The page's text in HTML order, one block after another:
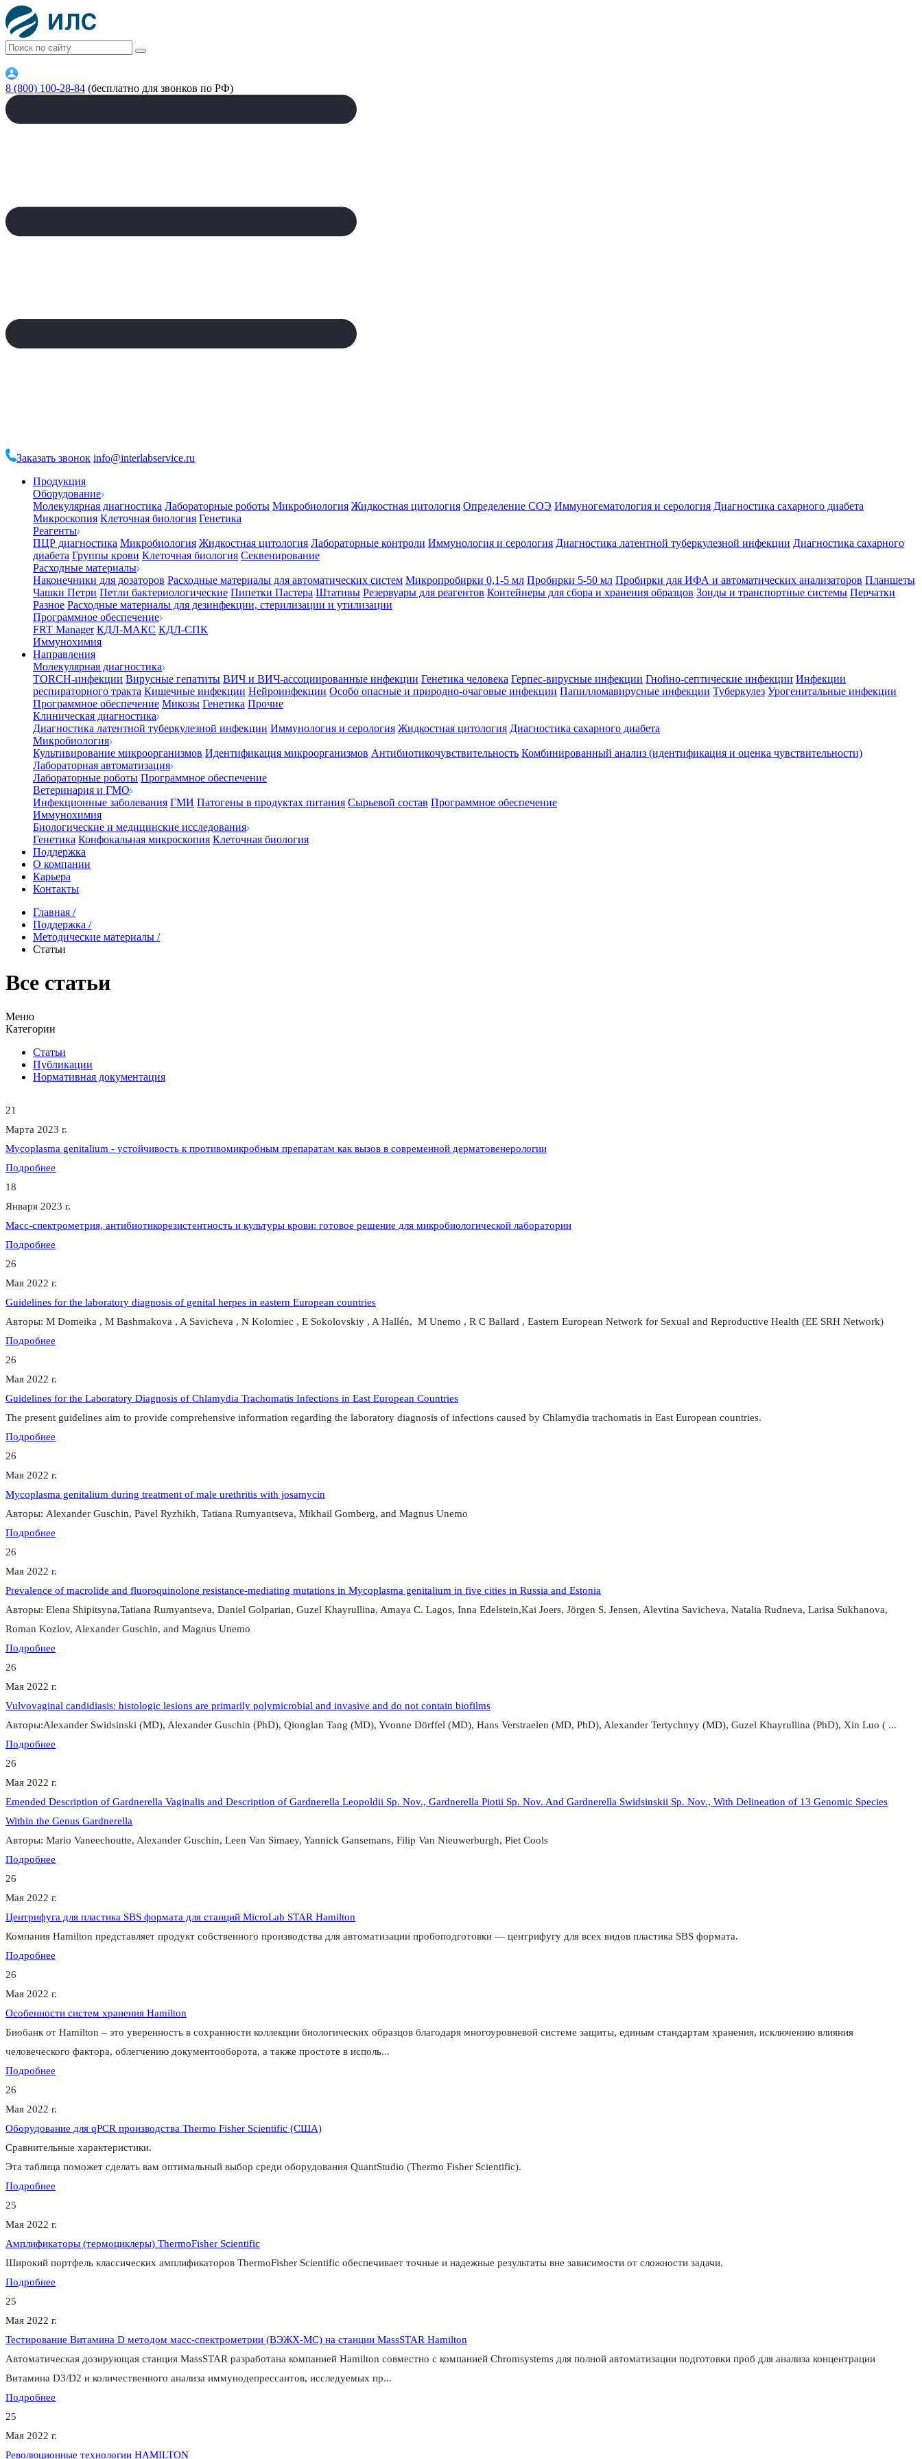
8 (800) 100-28-84 (бесплатно для звонков по РФ)
Заказать звонок info@interlabservice.ru
Продукция
Оборудование
Молекулярная диагностика Лабораторные роботы Микробиология Жидкостная цитология Определение СОЭ Иммуногематология и серология Диагностика сахарного диабета
Микроскопия Клеточная биология Генетика
Реагенты
ПЦР диагностика Микробиология Жидкостная цитология Лабораторные контроли Иммунология и серология Диагностика латентной туберкулезной инфекции Диагностика сахарного
диабета Группы крови Клеточная биология Секвенирование
Расходные материалы
Наконечники для дозаторов Расходные материалы для автоматических систем Микропробирки 0,1-5 мл Пробирки 5-50 мл Пробирки для ИФА и автоматических анализаторов Планшеты
Чашки Петри Петли бактериологические Пипетки Пастера Штативы Резервуары для реагентов Контейнеры для сбора и хранения образцов Зонды и транспортные системы Перчатки
Разное Расходные материалы для дезинфекции, стерилизации и утилизации
Программное обеспечение
FRT Manager КДЛ-МАКС КДЛ-СПК
Иммунохимия
Направления
Молекулярная диагностика
TORCH-инфекции Вирусные гепатиты ВИЧ и ВИЧ-ассоциированные инфекции Генетика человека Герпес-вирусные инфекции Гнойно-септические инфекции Инфекции
респираторного тракта Кишечные инфекции Нейроинфекции Особо опасные и природно-очаговые инфекции Папилломавирусные инфекции Туберкулез Урогенитальные инфекции
Программное обеспечение Микозы Генетика Прочие
Клиническая диагностика
Диагностика латентной туберкулезной инфекции Иммунология и серология Жидкостная цитология Диагностика сахарного диабета
Микробиология
Культивирование микроорганизмов Идентификация микроорганизмов Антибиотикочувствительность Комбинированный анализ (идентификация и оценка чувствительности)
Лабораторная автоматизация
Лабораторные роботы Программное обеспечение
Ветеринария и ГМО
Инфекционные заболевания ГМИ Патогены в продуктах питания Сырьевой состав Программное обеспечение
Иммунохимия
Биологические и медицинские исследования
Генетика Конфокальная микроскопия Клеточная биология
Поддержка
О компании
Карьера
Контакты
Главная /
Поддержка /
Методические материалы /
Статьи
Все статьи
Меню
Категории
Статьи
Публикации
Нормативная документация
21
Марта 2023 г.
Mycoplasma genitalium - устойчивость к противомикробным препаратам как вызов в современной дерматовенерологии
Подробнее
18
Января 2023 г.
Масс-спектрометрия, антибиотикорезистентность и культуры крови: готовое решение для микробиологической лаборатории
Подробнее
26
Мая 2022 г.
Guidelines for the laboratory diagnosis of genital herpes in eastern European countries
Авторы: M Domeika , M Bashmakova , A Savicheva , N Kolomiec , E Sokolovskiy , A Hallén, M Unemo , R C Ballard , Eastern European Network for Sexual and Reproductive Health (EE SRH Network)
Подробнее
26
Мая 2022 г.
Guidelines for the Laboratory Diagnosis of Chlamydia Trachomatis Infections in East European Countries
The present guidelines aim to provide comprehensive information regarding the laboratory diagnosis of infections caused by Chlamydia trachomatis in East European countries.
Подробнее
26
Мая 2022 г.
Mycoplasma genitalium during treatment of male urethritis with josamycin
Авторы: Alexander Guschin, Pavel Ryzhikh, Tatiana Rumyantseva, Mikhail Gomberg, and Magnus Unemo
Подробнее
26
Мая 2022 г.
Prevalence of macrolide and fluoroquinolone resistance-mediating mutations in Mycoplasma genitalium in five cities in Russia and Estonia
Авторы: Elena Shipitsyna,Tatiana Rumyantseva, Daniel Golparian, Guzel Khayrullina, Amaya C. Lagos, Inna Edelstein,Kai Joers, Jörgen S. Jensen, Alevtina Savicheva, Natalia Rudneva, Larisa Sukhanova,
Roman Kozlov, Alexander Guschin, and Magnus Unemo
Подробнее
26
Мая 2022 г.
Vulvovaginal candidiasis: histologic lesions are primarily polymicrobial and invasive and do not contain biofilms
Авторы:Alexander Swidsinski (MD), Alexander Guschin (PhD), Qionglan Tang (MD), Yvonne Dörffel (MD), Hans Verstraelen (MD, PhD), Alexander Tertychnyy (MD), Guzel Khayrullina (PhD), Xin Luo ( ...
Подробнее
26
Мая 2022 г.
Emended Description of Gardnerella Vaginalis and Description of Gardnerella Leopoldii Sp. Nov., Gardnerella Piotii Sp. Nov. And Gardnerella Swidsinskii Sp. Nov., With Delineation of 13 Genomic Species
Within the Genus Gardnerella
Авторы: Mario Vaneechoutte, Alexander Guschin, Leen Van Simaey, Yannick Gansemans, Filip Van Nieuwerburgh, Piet Cools
Подробнее
26
Мая 2022 г.
Центрифуга для пластика SBS формата для станций MicroLab STAR Hamilton
Компания Hamilton представляет продукт собственного производства для автоматизации пробоподготовки — центрифугу для всех видов пластика SBS формата.
Подробнее
26
Мая 2022 г.
Особенности систем хранения Hamilton
Биобанк от Hamilton – это уверенность в сохранности коллекции биологических образцов благодаря многоуровневой системе защиты, единым стандартам хранения, исключению влияния
человеческого фактора, облегчению документооборота, а также простоте в исполь...
Подробнее
26
Мая 2022 г.
Оборудование для qPCR производства Thermo Fisher Scientific (США)
Сравнительные характеристики.
Эта таблица поможет сделать вам оптимальный выбор среди оборудования QuantStudio (Thermo Fisher Scientific).
Подробнее
25
Мая 2022 г.
Амплификаторы (термоциклеры) ThermoFisher Scientific
Широкий портфель классических амплификаторов ThermoFisher Scientific обеспечивает точные и надежные результаты вне зависимости от сложности задачи.
Подробнее
25
Мая 2022 г.
Тестирование Витамина D методом масс-спектрометрии (ВЭЖХ-МС) на станции MassSTAR Hamilton
Автоматическая дозирующая станция MassSTAR разработана компанией Hamilton совместно с компанией Chromsystems для полной автоматизации подготовки проб для анализа концентрации
Витамина D3/D2 и количественного анализа иммунодепрессантов, исследуемых пр...
Подробнее
25
Мая 2022 г.
Революционные технологии HAMILTON